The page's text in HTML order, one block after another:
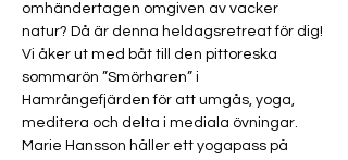
omhändertagen omgiven av vacker
natur? Då är denna heldagsretreat för dig!
Vi åker ut med båt till den pittoreska
sommarön ”Smörharen” i
Hamrångefjärden för att umgås, yoga,
meditera och delta i mediala övningar.
Marie Hansson håller ett yogapass på